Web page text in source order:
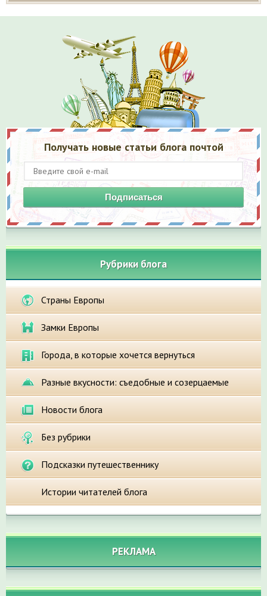
Получать новые статьи блога почтой
Подписаться
Рубрики блога
Страны Европы
Замки Европы
Города, в которые хочется вернуться
Разные вкусности: съедобные и созерцаемые
Новости блога
Без рубрики
Подсказки путешественнику
Истории читателей блога
РЕКЛАМА